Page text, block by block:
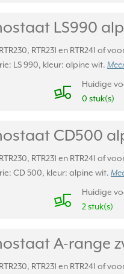
LS990
RTR231 en RTR241 of
LS 990, kleur: alpine wit.
Huidige
0 stuk(s)
CD500
RTR231 en RTR241 of
CD 500, kleur: alpine wit.
Huidige
2 stuk(s)
A-range
RTR231 en RTR241 of